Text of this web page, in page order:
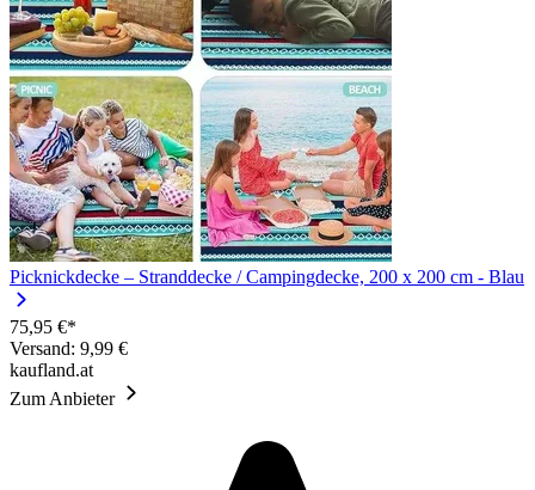
Picknickdecke – Stranddecke / Campingdecke, 200 x 200 cm - Blau
75,95 €*
Versand: 9,99 €
kaufland.at
Zum Anbieter